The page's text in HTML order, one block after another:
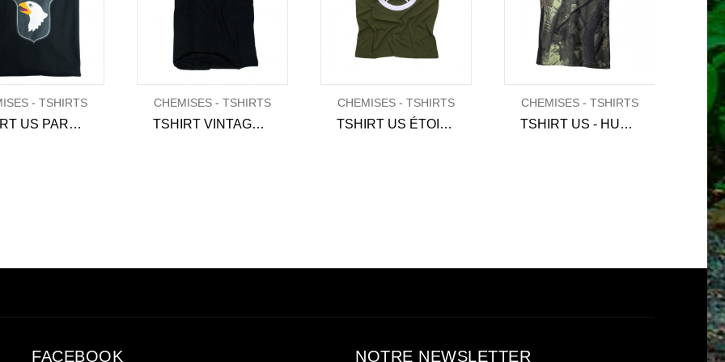
- TSHIRTS
TSHIRT US PARA "101 ST AIRBORNE"
CHEMISES - TSHIRTS
TSHIRT VINTAGE TÊTE DE MORT - NOIR
CHEMISES - TSHIRTS
TSHIRT US ÉTOILE DES ALLIÉS
CHEMISES - TSHIRTS
TSHIRT US - HUNTER FOREST
FACEBOOK NOTRE NEWSLETTER